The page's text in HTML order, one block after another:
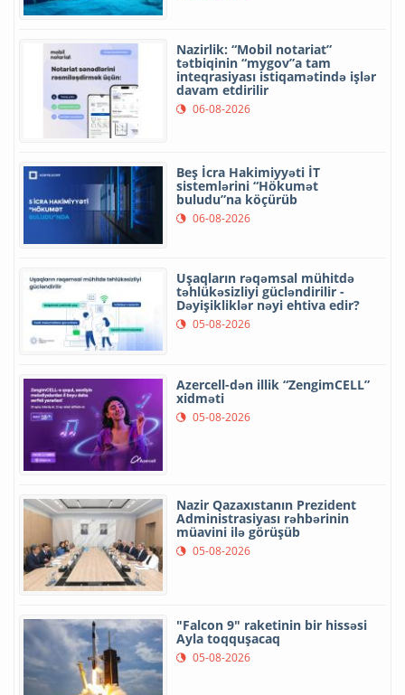
Nazirlik: “Mobil notariat”
tətbiqinin “mygov”a tam
inteqrasiyası istiqamətində işlər
davam etdirilir
06-08-2026
Beş İcra Hakimiyyəti İT
sistemlərini “Hökumət
buludu”na köçürüb
06-08-2026
Uşaqların rəqəmsal mühitdə
təhlükəsizliyi gücləndirilir -
Dəyişikliklər nəyi ehtiva edir?
05-08-2026
Azercell-dən illik “ZengimCELL”
xidməti
05-08-2026
Nazir Qazaxıstanın Prezident
Administrasiyası rəhbərinin
müavini ilə görüşüb
05-08-2026
"Falcon 9" raketinin bir hissəsi
Ayla toqquşacaq
05-08-2026